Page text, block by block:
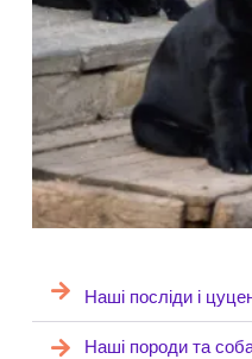
Наші посліди і
Наші породи та